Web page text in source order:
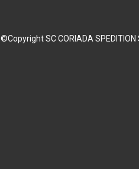
©Copyright SC CORIADA SPEDITION